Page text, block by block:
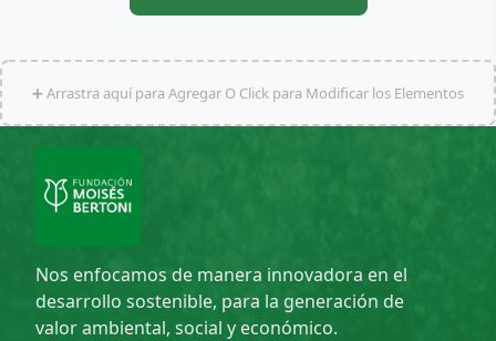
➕ Arrastra aquí para Agregar O Click para Modificar los Elementos
Nos enfocamos de manera innovadora en el
desarrollo sostenible, para la generación de
valor ambiental, social y económico.